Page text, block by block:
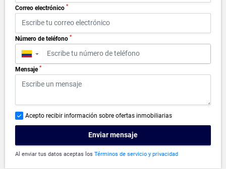
Correo electrónico *
Número de teléfono *
▼
Mensaje *
Acepto recibir información sobre ofertas inmobiliarias
Enviar mensaje
Al enviar tus datos aceptas los Términos de servicio y privacidad